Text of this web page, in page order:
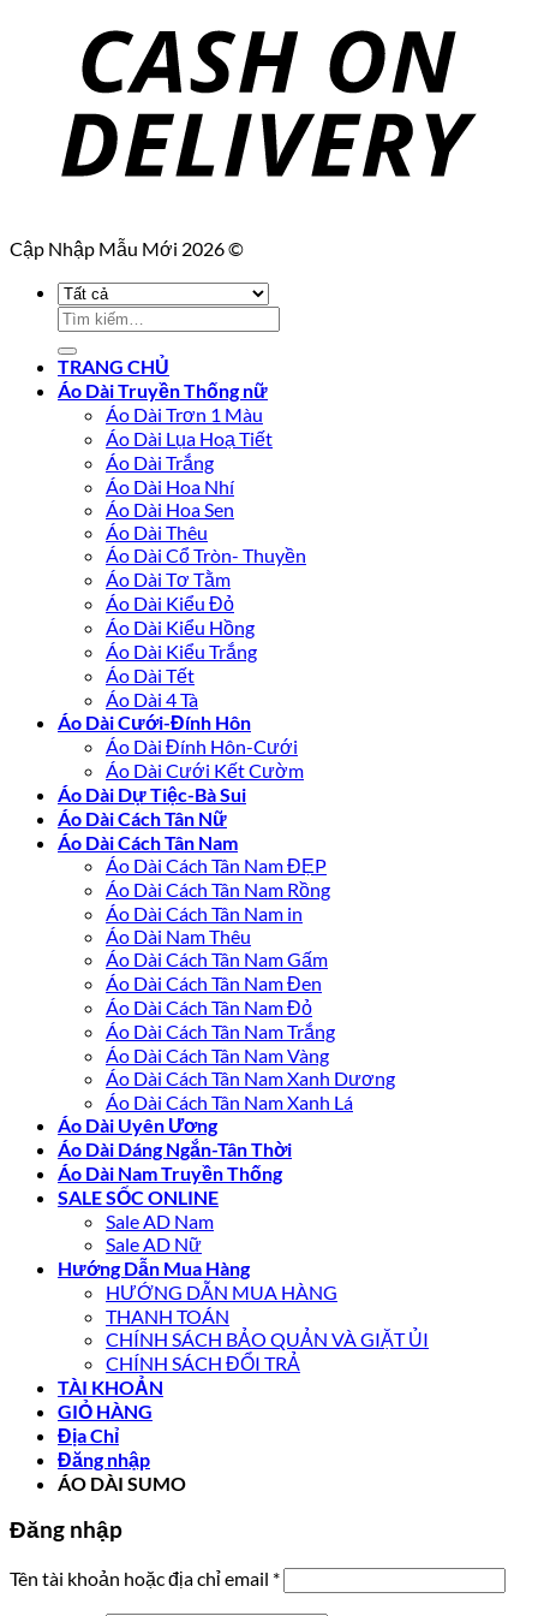
Cập Nhập Mẫu Mới 2026 ©
Tìm
kiếm:
TRANG CHỦ
Áo Dài Truyền Thống nữ
Áo Dài Trơn 1 Màu
Áo Dài Lụa Hoạ Tiết
Áo Dài Trắng
Áo Dài Hoa Nhí
Áo Dài Hoa Sen
Áo Dài Thêu
Áo Dài Cổ Tròn- Thuyền
Áo Dài Tơ Tằm
Áo Dài Kiểu Đỏ
Áo Dài Kiểu Hồng
Áo Dài Kiểu Trắng
Áo Dài Tết
Áo Dài 4 Tà
Áo Dài Cưới-Đính Hôn
Áo Dài Đính Hôn-Cưới
Áo Dài Cưới Kết Cườm
Áo Dài Dự Tiệc-Bà Sui
Áo Dài Cách Tân Nữ
Áo Dài Cách Tân Nam
Áo Dài Cách Tân Nam ĐẸP
Áo Dài Cách Tân Nam Rồng
Áo Dài Cách Tân Nam in
Áo Dài Nam Thêu
Áo Dài Cách Tân Nam Gấm
Áo Dài Cách Tân Nam Đen
Áo Dài Cách Tân Nam Đỏ
Áo Dài Cách Tân Nam Trắng
Áo Dài Cách Tân Nam Vàng
Áo Dài Cách Tân Nam Xanh Dương
Áo Dài Cách Tân Nam Xanh Lá
Áo Dài Uyên Ương
Áo Dài Dáng Ngắn-Tân Thời
Áo Dài Nam Truyền Thống
SALE SỐC ONLINE
Sale AD Nam
Sale AD Nữ
Hướng Dẫn Mua Hàng
HƯỚNG DẪN MUA HÀNG
THANH TOÁN
CHÍNH SÁCH BẢO QUẢN VÀ GIẶT ỦI
CHÍNH SÁCH ĐỔI TRẢ
TÀI KHOẢN
GIỎ HÀNG
Địa Chỉ
Đăng nhập
ÁO DÀI SUMO
Đăng nhập
Tên tài khoản hoặc địa chỉ email *Bắt
buộc